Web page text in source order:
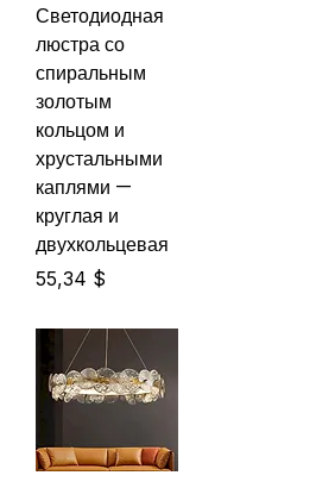
Светодиодная
люстра со
спиральным
золотым
кольцом и
хрустальными
каплями —
круглая и
двухкольцевая
Цена
55,34 $